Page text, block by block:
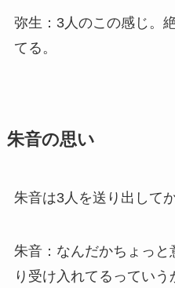
弥生：3人のこの感じ。
てる。
朱音の思い
朱音は3人を送り出して
朱音：なんだかちょっ
り受け入れてるっていう